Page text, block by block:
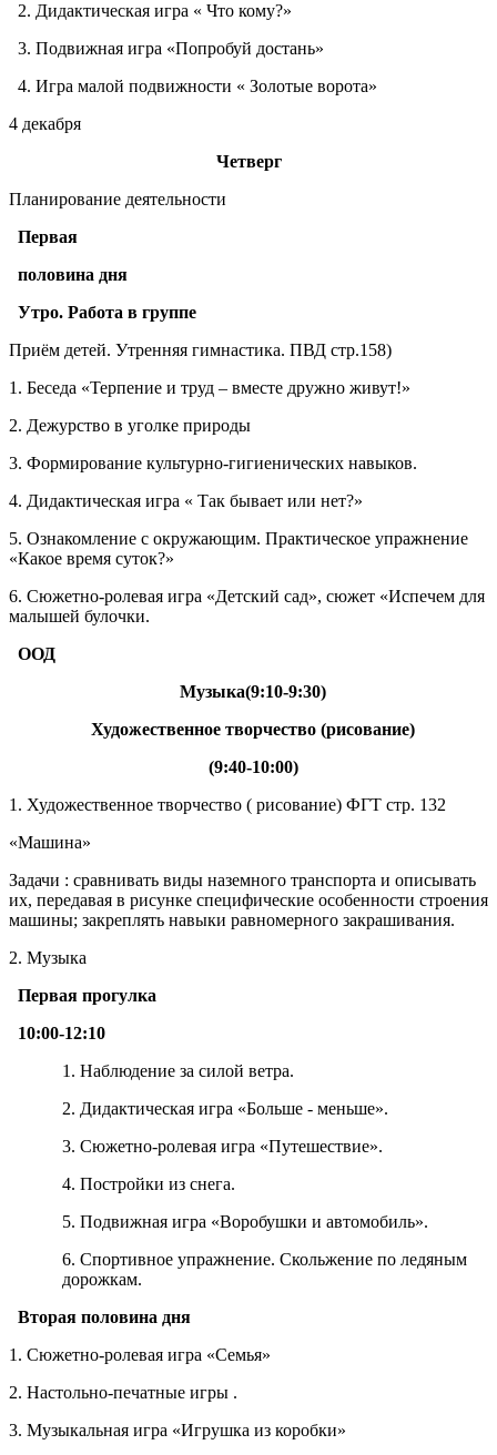
2. Дидактическая игра « Что кому?»
3. Подвижная игра «Попробуй достань»
4. Игра малой подвижности « Золотые ворота»
4 декабря
Четверг
Планирование деятельности
Первая
половина дня
Утро. Работа в группе
Приём детей. Утренняя гимнастика. ПВД стр.158)
1. Беседа «Терпение и труд – вместе дружно живут!»
2. Дежурство в уголке природы
3. Формирование культурно-гигиенических навыков.
4. Дидактическая игра « Так бывает или нет?»
5. Ознакомление с окружающим. Практическое упражнение
«Какое время суток?»
6. Сюжетно-ролевая игра «Детский сад», сюжет «Испечем для
малышей булочки.
ООД
Музыка(9:10-9:30)
Художественное творчество (рисование)
(9:40-10:00)
1. Художественное творчество ( рисование) ФГТ стр. 132
«Машина»
Задачи : сравнивать виды наземного транспорта и описывать
их, передавая в рисунке специфические особенности строения
машины; закреплять навыки равномерного закрашивания.
2. Музыка
Первая прогулка
10:00-12:10
1. Наблюдение за силой ветра.
2. Дидактическая игра «Больше - меньше».
3. Сюжетно-ролевая игра «Путешествие».
4. Постройки из снега.
5. Подвижная игра «Воробушки и автомобиль».
6. Спортивное упражнение. Скольжение по ледяным
дорожкам.
Вторая половина дня
1. Сюжетно-ролевая игра «Семья»
2. Настольно-печатные игры .
3. Музыкальная игра «Игрушка из коробки»